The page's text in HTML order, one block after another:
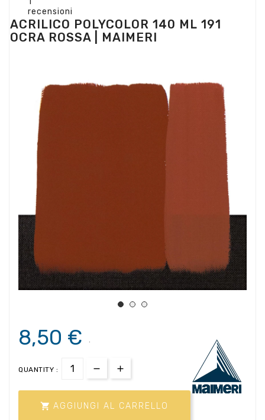
recensioni
ACRILICO POLYCOLOR 140 ML 191
OCRA ROSSA | MAIMERI
8,50 € .
QUANTITY :
 AGGIUNGI AL CARRELLO